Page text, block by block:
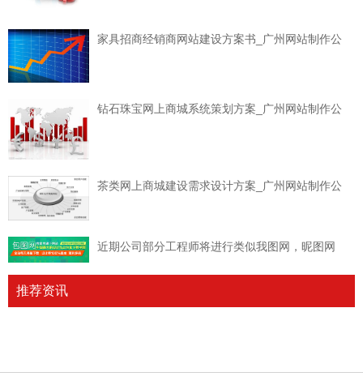
家具招商经销商网站建设方案书_广州网站制作公
钻石珠宝网上商城系统策划方案_广州网站制作公
茶类网上商城建设需求设计方案_广州网站制作公
近期公司部分工程师将进行类似我图网，昵图网
推荐资讯